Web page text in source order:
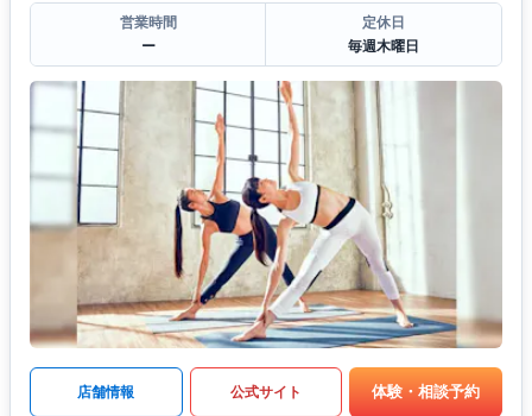
営業時間
ー
定休日
毎週木曜日
店舗情報 公式サイト 体験・相談予約